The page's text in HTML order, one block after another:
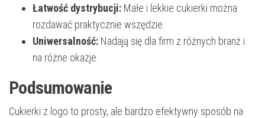
Łatwość dystrybucji: Małe i lekkie cukierki można
rozdawać praktycznie wszędzie.
Uniwersalność: Nadają się dla firm z różnych branż i
na różne okazje.
Podsumowanie
Cukierki z logo to prosty, ale bardzo efektywny sposób na